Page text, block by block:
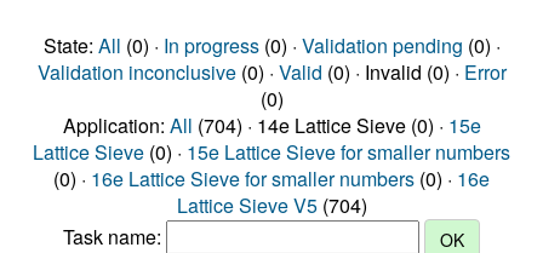
State: All (0) · In progress(0) · Validation pending (0) ·
Validation inconclusive(0) · Valid (0) · Invalid (0) · Error
(0)
Application: All (704) · 14e Lattice Sieve (0) · 15e
Lattice Sieve (0) · 15e Lattice Sieve for smaller numbers
(0) · 16e Lattice Sieve for smaller numbers (0) · 16e
Lattice Sieve V5(704)
Task name: